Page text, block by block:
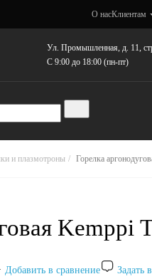
О насКлиентам
Ул. Промышленная, д. 11,
C 9:00 до 18:00 (пн-пт)
и плазмотроны Горелка
Добавить в сравнение Задать